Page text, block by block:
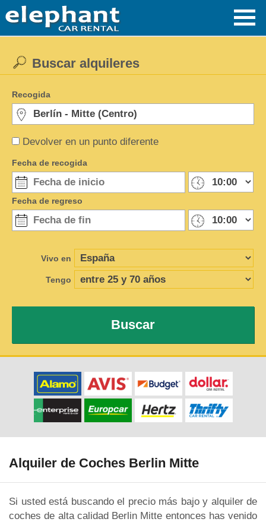
Devolver en un punto diferente
Buscar alquileres
Recogida
Fecha de recogida
Fecha de regreso
Vivo en
Tengo
Buscar
Alquiler de Coches Berlin Mitte
Si usted está buscando el precio más bajo y alquiler de
coches de alta calidad Berlin Mitte entonces has venido